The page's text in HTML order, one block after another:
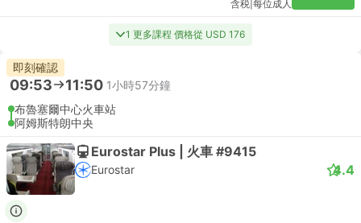
含税 每位成人
1 更多課程 價格從 USD 176
即刻確認
09:53 11:50 1小時57分鐘
布魯塞爾中心火車站
阿姆斯特朗中央
Eurostar Plus | 火車 #9415
Eurostar 4.4